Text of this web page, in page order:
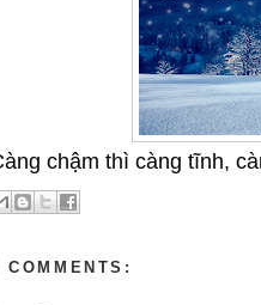
chậm thì càng tĩnh,
COMMENTS: